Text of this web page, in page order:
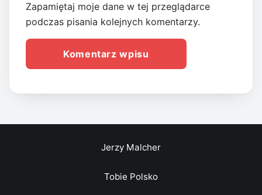
Zapamiętaj moje dane w tej przeglądarce
podczas pisania kolejnych komentarzy.
Jerzy Malcher
Tobie Polsko